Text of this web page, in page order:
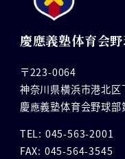
慶應義塾体育会
〒223-0064
神奈川県横浜市港北
慶應義塾体育会野球部
TEL: 045-563-2001
FAX: 045-564-3545